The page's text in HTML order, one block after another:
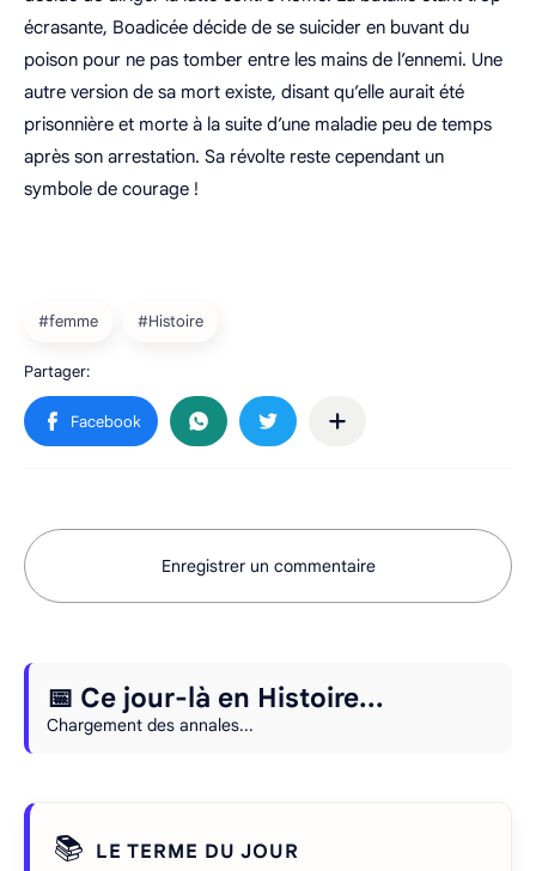
écrasante, Boadicée décide de se suicider en buvant du
poison pour ne pas tomber entre les mains de l’ennemi. Une
autre version de sa mort existe, disant qu’elle aurait été
prisonnière et morte à la suite d’une maladie peu de temps
après son arrestation. Sa révolte reste cependant un
symbole de courage !
Enregistrer un commentaire
📅 Ce jour-là en Histoire...
Chargement des annales...
📚 LE TERME DU JOUR